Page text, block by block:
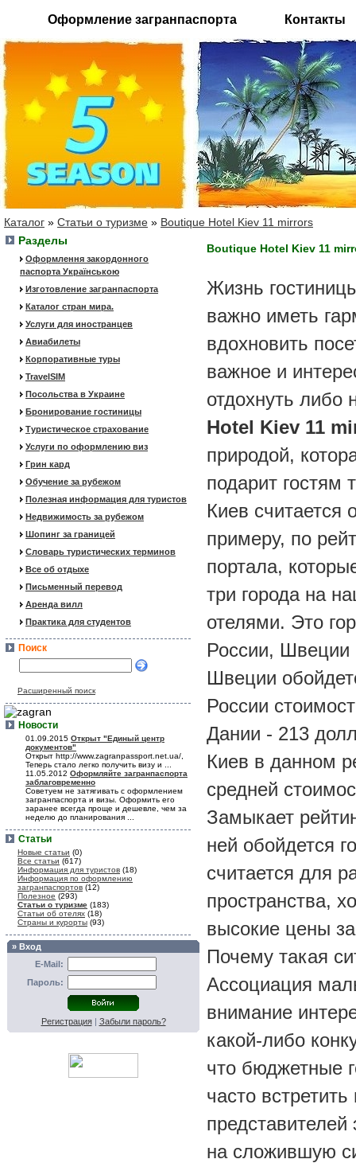
Оформление загранпаспорта Контакты
Каталог » Статьи о туризме » Boutique Hotel Kiev 11 mirrors
Разделы
Оформлення закордонного
паспорта Українською
Изготовление загранпаспорта
Каталог стран мира.
Услуги для иностранцев
Авиабилеты
Корпоративные туры
TravelSIM
Посольства в Украине
Бронирование гостиницы
Туристическое страхование
Услуги по оформлению виз
Грин кард
Обучение за рубежом
Полезная информация для туристов
Недвижимость за рубежом
Шопинг за границей
Словарь туристических терминов
Все об отдыхе
Письменный перевод
Аренда вилл
Практика для студентов
Поиск
Расширенный поиск
Новости
01.09.2015 Открыт "Единый центр
документов"
Открыт http://www.zagranpassport.net.ua/,
Теперь стало легко получить визу и ...
11.05.2012 Оформляйте загранпаспорта
заблаговременно
Советуем не затягивать с оформлением
загранпаспорта и визы. Оформить его
заранее всегда проще и дешевле, чем за
неделю до планирования ...
Статьи
Новые статьи (0)
Все статьи (617)
Информация для туристов (18)
Информация по оформлению
загранпаспортов (12)
Полезное (293)
Статьи о туризме (183)
Статьи об отелях (18)
Страны и курорты (93)
» Вход
E-Mail:
Пароль:
Регистрация| Забыли пароль?
Boutique Hotel Kiev 11
Жизнь
важно иметь
вдохновить
важное и
отдохнуть либо
Hotel Kiev 11
природой,
подарит гостям
Киев считается
примеру, по
портала,
три города на
отелями. Это
России, Швеции
Швеции
России
Дании - 213
Киев в данном
средней
Замыкает
ней обойдется
считается для
пространства,
высокие цены
Почему такая
Ассоциация
внимание
какой-либо
что бюджетные
часто
представителей
на сложившую